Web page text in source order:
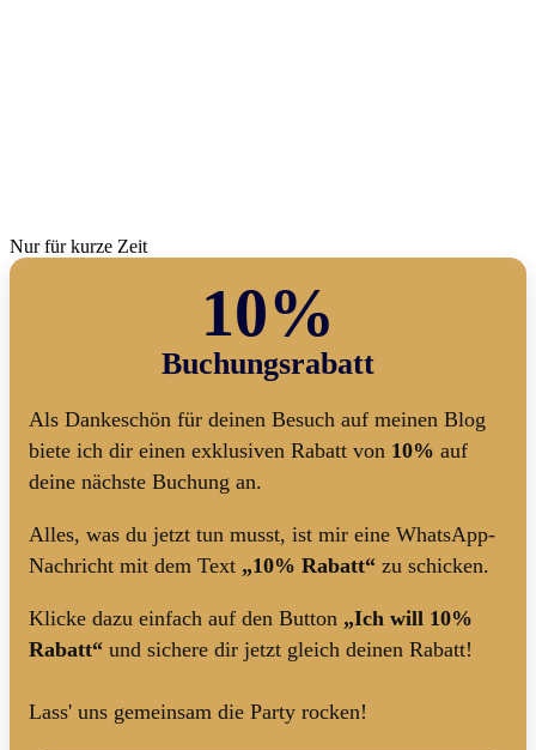
Nur für kurze Zeit
10%
Buchungsrabatt
Als Dankeschön für deinen Besuch auf meinen Blog
biete ich dir einen exklusiven Rabatt von 10% auf
deine nächste Buchung an.
Alles, was du jetzt tun musst, ist mir eine WhatsApp-
Nachricht mit dem Text „10% Rabatt“ zu schicken.
Klicke dazu einfach auf den Button „Ich will 10%
Rabatt“ und sichere dir jetzt gleich deinen Rabatt!
Lass' uns gemeinsam die Party rocken!